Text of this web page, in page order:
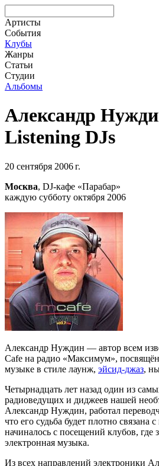
Артисты
События
Клубы
Жанры
Статьи
Студии
Альбомы
Александр
Listening DJs
20 сентября 2006 г.
Москва, DJ-кафе «Парабар»
каждую субботу октября 2006
Александр Нуждин — автор всем
Cafe на радио «Максимум»,
музыке в стиле лаунж, эйсид-джаз,
Четырнадцать лет назад один из
радиоведущих и диджеев нашей
Александр Нуждин, работал
что его судьба будет плотно связана
начиналось с посещений клубов, где
электронная музыка.
Из всех направлений электроники